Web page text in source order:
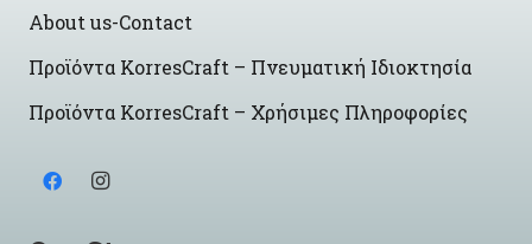
About us-Contact
Προϊόντα KorresCraft – Πνευματική Ιδιοκτησία
Προϊόντα KorresCraft – Χρήσιμες Πληροφορίες